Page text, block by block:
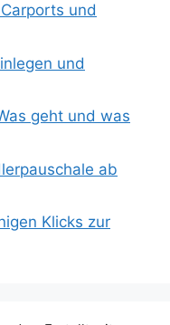
und
und
geht und was
ab
Klicks zur